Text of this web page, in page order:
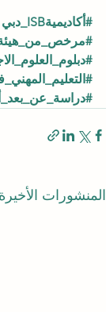
#أكاديميةISB_دبي
المنشورات الأخيرة